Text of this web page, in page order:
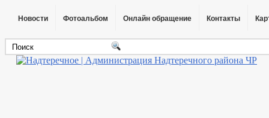
Новости Фотоальбом Онлайн обращение Контакты